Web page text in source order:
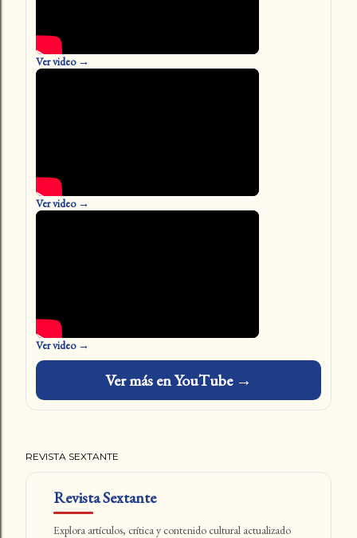
Ver video →
Ver video →
Ver video →
Ver más en YouTube →
REVISTA SEXTANTE
Revista Sextante
Explora artículos, crítica y contenido cultural actualizado